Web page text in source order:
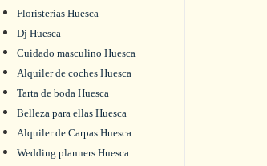
Floristerías Huesca
Dj Huesca
Cuidado masculino Huesca
Alquiler de coches Huesca
Tarta de boda Huesca
Belleza para ellas Huesca
Alquiler de Carpas Huesca
Wedding planners Huesca